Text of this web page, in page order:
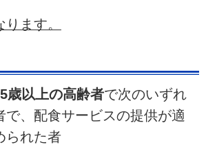
ます。
歳以上の高齢者で次のいずれ
で、配食サービスの提供が適
られた者